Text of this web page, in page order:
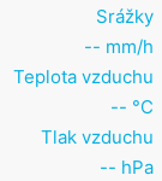
Srážky
-- mm/h
Teplota vzduchu
-- °C
Tlak vzduchu
-- hPa